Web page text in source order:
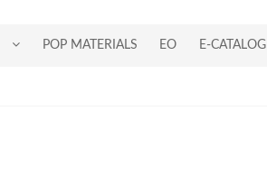
POP MATERIALS EO E-CATALOG